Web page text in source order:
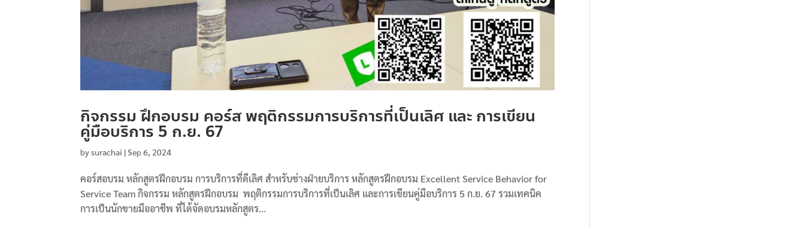
กิจกรรม ฝึกอบรม คอร์ส พฤติกรรมการบริการที่เป็นเลิศ และ การเขียน
คู่มือบริการ 5 ก.ย. 67
bysurachai |Sep 6, 2024
คอร์สอบรม หลักสูตรฝึกอบรม การบริการที่ดีเลิศ สำหรับช่างฝ่ายบริการ หลักสูตรฝึกอบรม Excellent Service Behavior for
Service Team กิจกรรม หลักสูตรฝึกอบรม พฤติกรรมการบริการที่เป็นเลิศ และการเขียนคู่มือบริการ 5 ก.ย. 67 รวมเทคนิค
การเป็นนักขายมืออาชีพ ที่ได้จัดอบรมหลักสูตร...